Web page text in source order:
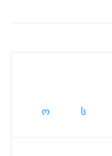
ო ს